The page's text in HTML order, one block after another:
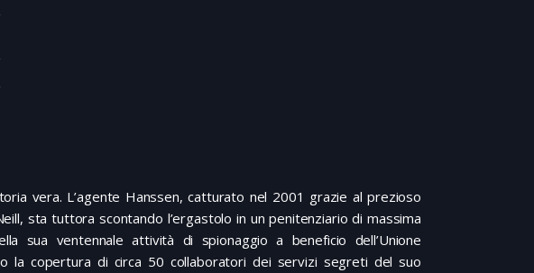
vera. L’agente Hanssen, catturato nel 2001 grazie al prezioso
sta tuttora scontando l’ergastolo in un penitenziario di massima
sua ventennale attività di spionaggio a beneficio dell’Unione
la copertura di circa 50 collaboratori dei servizi segreti del suo